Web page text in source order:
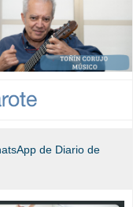
de Diario de